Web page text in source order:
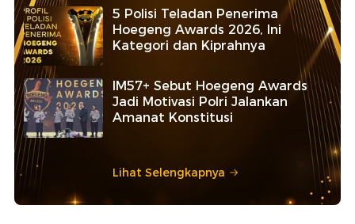
5 Polisi Teladan Penerima
Hoegeng Awards 2026, Ini
Kategori dan Kiprahnya
IM57+ Sebut Hoegeng Awards
Jadi Motivasi Polri Jalankan
Amanat Konstitusi
Lihat Selengkapnya